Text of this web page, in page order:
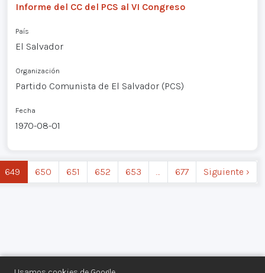
Informe del CC del PCS al VI Congreso
País
El Salvador
Organización
Partido Comunista de El Salvador (PCS)
Fecha
1970-08-01
649 650 651 652 653 677 Siguiente ›